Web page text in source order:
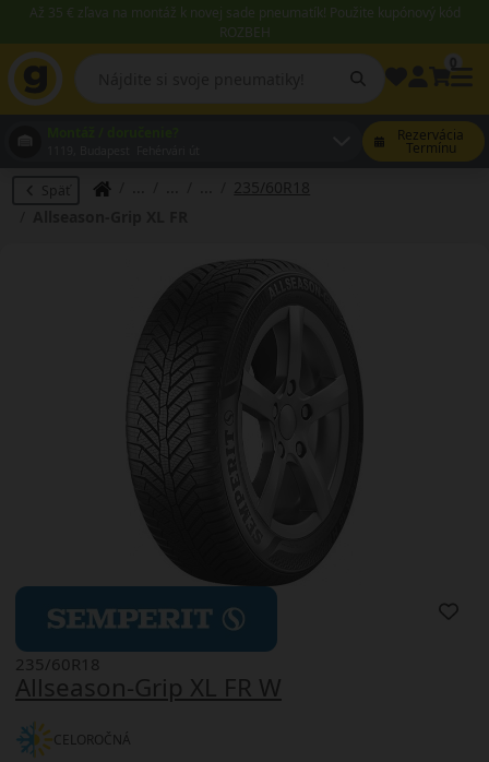
Až 35 € zľava na montáž k novej sade pneumatík! Použite kupónový kód
ROZBEH
Rezervácia
Termínu
Späť
235/60R18
Allseason-Grip XL FR W
235/60R18
CELOROČNÁ